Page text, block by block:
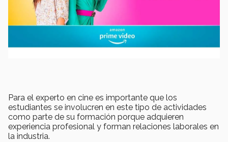
Para el experto en cine es importante que los
estudiantes se involucren en este tipo de actividades
como parte de su formación porque adquieren
experiencia profesional y forman relaciones laborales en
la industria.